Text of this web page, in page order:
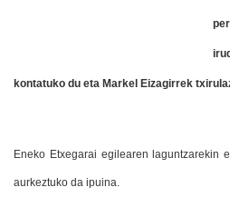
kontatuko du eta Markel Eizagirrek
Eneko Etxegarai egilearen laguntzarekin
aurkeztuko da ipuina.